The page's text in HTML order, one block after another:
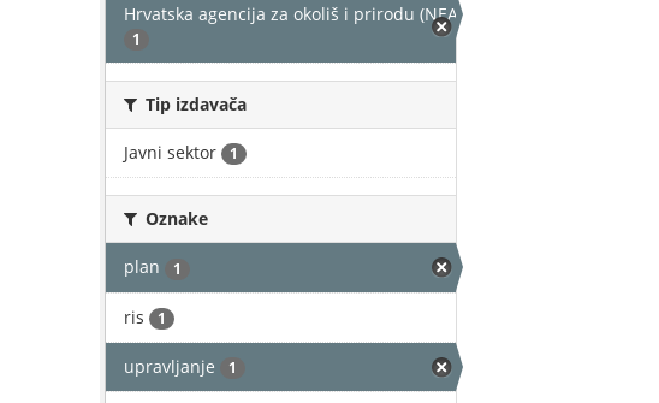
Hrvatska agencija za okoliš i prirodu (NEAKTIVAN)
1
Tip izdavača
Javni sektor 1
Oznake
plan 1
ris 1
upravljanje 1